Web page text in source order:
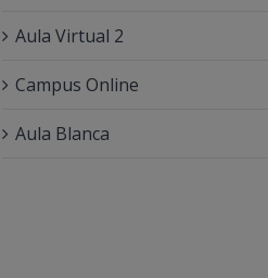
Aula Virtual 2
Campus Online
Aula Blanca